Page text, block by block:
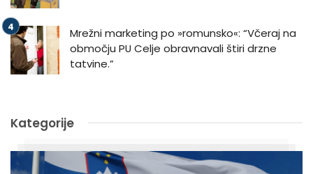
Mrežni marketing po »romunsko«: “Včeraj na
območju PU Celje obravnavali štiri drzne
tatvine.”
Kategorije